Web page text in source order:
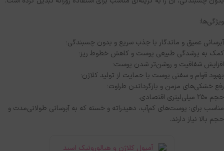
ویژگی‌ها:
آبرسانی عمیق و ماندگار با جذب سریع و بدون چسبندگی؛
کمک به پرشدگی طبیعی پوست و کاهش خطوط ریز؛
افزایش شفافیت و روشن‌تر شدن پوست؛
بهبود قوام و سفتی پوست با حمایت از تولید کلاژن؛
رفع خشکی‌های مزمن و بازگرداندن طراوت؛
حجم ۲۵۰ میلی‌لیتری اقتصادی
.
مناسب برای: پوست‌های کم‌آب، دهیدراته و خسته که به آبرسانی طولانی‌مدت و
حجم بالا نیاز دارند.